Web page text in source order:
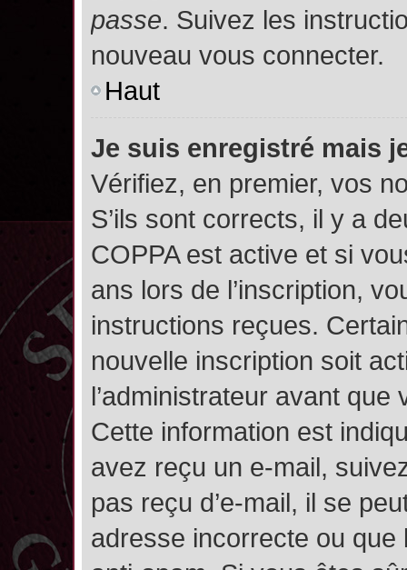
passe. Suivez les
nouveau vous connecter.
Haut
Je suis enregistré mais
Vérifiez, en premier, vos
S’ils sont corrects, il y a
COPPA est active et si
ans lors de l’inscription,
instructions reçues.
nouvelle inscription soit
l’administrateur avant
Cette information est
avez reçu un e-mail,
pas reçu d’e-mail, il se
adresse incorrecte ou que